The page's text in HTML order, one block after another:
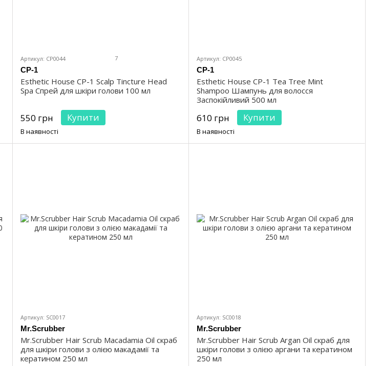
Артикул: CP0044 7
CP-1
Esthetic House CP-1 Scalp Tincture Head
Spa Спрей для шкіри голови 100 мл
550 грн Купити
В наявності
Артикул: CP0045
CP-1
Esthetic House CP-1 Tea Tree Mint
Shampoo Шампунь для волосся
Заспокійливий 500 мл
610 грн Купити
В наявності
Артикул: SC0017
Mr.Scrubber
Mr.Scrubber Hair Scrub Macadamia Oil скраб
для шкіри голови з олією макадамії та
кератином 250 мл
Артикул: SC0018
Mr.Scrubber
Mr.Scrubber Hair Scrub Argan Oil скраб для
шкіри голови з олією аргани та кератином
250 мл